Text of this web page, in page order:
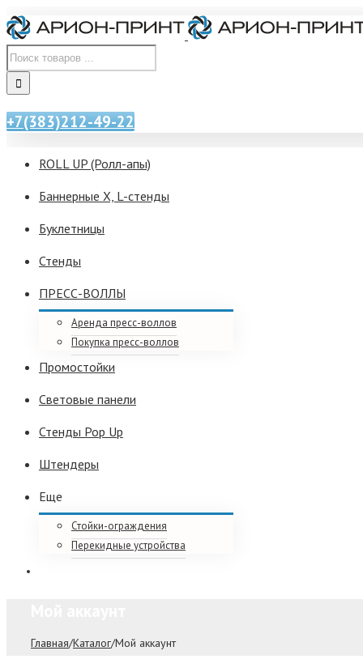
+7(383)212-49-22
ROLL UP (Ролл-апы)
Баннерные X, L-стенды
Буклетницы
Стенды
ПРЕСС-ВОЛЛЫ
Аренда пресс-воллов
Покупка пресс-воллов
Промостойки
Световые панели
Стенды Pop Up
Штендеры
Еще
Стойки-ограждения
Перекидные устройства
Главная/Каталог/Мой аккаунт